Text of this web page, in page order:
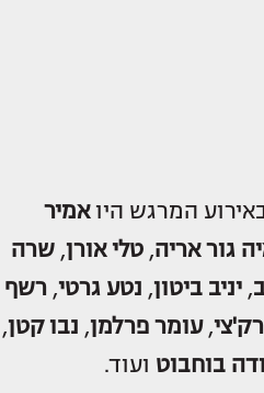
המרגש היואמיר
גור אריה, טלי אורן, שרה
, יניב ביטון, נטע גרטי, רשף
,עומר פרלמן, נבו קטן,
בוחבוט ועוד.